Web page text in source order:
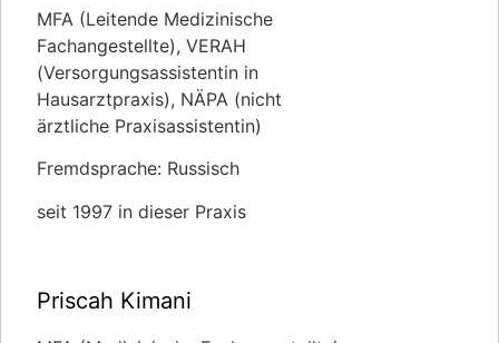
MFA (Leitende Medizinische
Fachangestellte), VERAH
(Versorgungsassistentin in
Hausarztpraxis), NÄPA (nicht
ärztliche Praxisassistentin)
Fremdsprache: Russisch
seit 1997 in dieser Praxis
Priscah Kimani